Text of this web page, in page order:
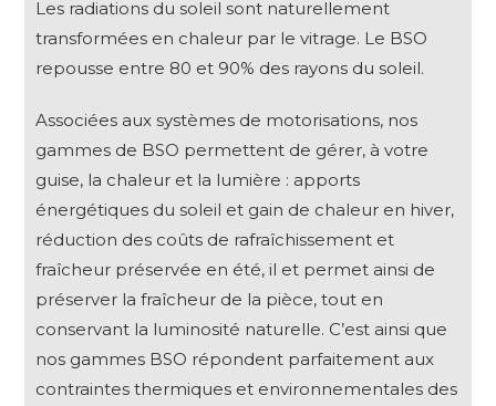
Les radiations du soleil sont naturellement
transformées en chaleur par le vitrage. Le BSO
repousse entre 80 et 90% des rayons du soleil.
Associées aux systèmes de motorisations, nos
gammes de BSO permettent de gérer, à votre
guise, la chaleur et la lumière : apports
énergétiques du soleil et gain de chaleur en hiver,
réduction des coûts de rafraîchissement et
fraîcheur préservée en été, il et permet ainsi de
préserver la fraîcheur de la pièce, tout en
conservant la luminosité naturelle. C’est ainsi que
nos gammes BSO répondent parfaitement aux
contraintes thermiques et environnementales des